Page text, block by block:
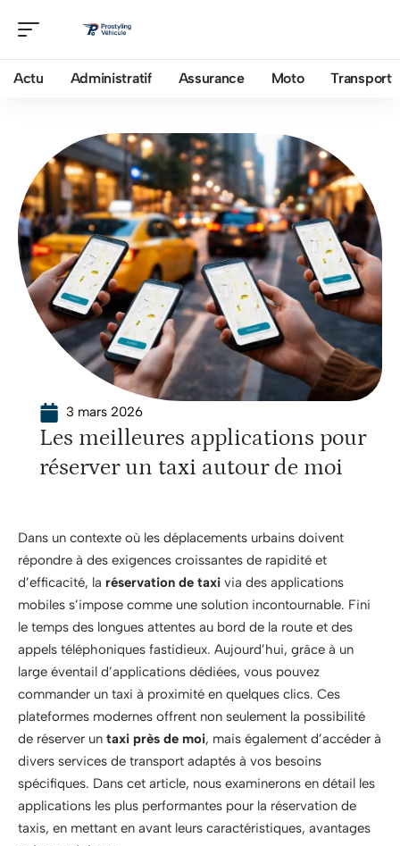
Actu Administratif Assurance Moto Transport
3 mars 2026
Les meilleures applications pour
réserver un taxi autour de moi
Dans un contexte où les déplacements urbains doivent
répondre à des exigences croissantes de rapidité et
d’efficacité, la réservation de taxi via des applications
mobiles s’impose comme une solution incontournable. Fini
le temps des longues attentes au bord de la route et des
appels téléphoniques fastidieux. Aujourd’hui, grâce à un
large éventail d’applications dédiées, vous pouvez
commander un taxi à proximité en quelques clics. Ces
plateformes modernes offrent non seulement la possibilité
de réserver un taxi près de moi, mais également d’accéder à
divers services de transport adaptés à vos besoins
spécifiques. Dans cet article, nous examinerons en détail les
applications les plus performantes pour la réservation de
taxis, en mettant en avant leurs caractéristiques, avantages